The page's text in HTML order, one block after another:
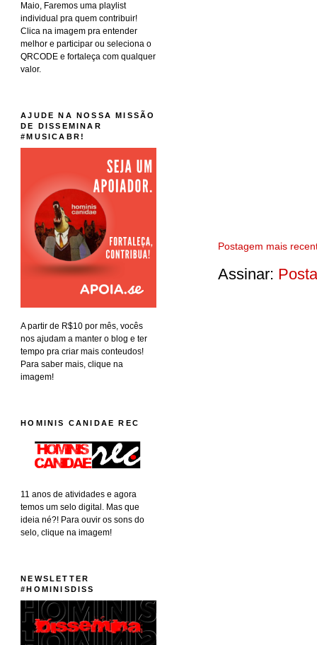
Postagem mais
Assinar:
Maio, Faremos uma playlist
individual pra quem contribuir!
Clica na imagem pra entender
melhor e participar ou seleciona o
QRCODE e fortaleça com qualquer
valor.
AJUDE NA NOSSA MISSÃO
DE DISSEMINAR
#MUSICABR!
A partir de R$10 por mês, vocês
nos ajudam a manter o blog e ter
tempo pra criar mais conteudos!
Para saber mais, clique na
imagem!
HOMINIS CANIDAE REC
11 anos de atividades e agora
temos um selo digital. Mas que
ideia né?! Para ouvir os sons do
selo, clique na imagem!
NEWSLETTER
#HOMINISDISS